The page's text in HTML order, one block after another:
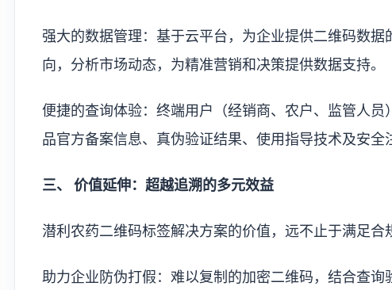
强大的数据管理：基于云平台，为企业提供二维码数
向，分析市场动态，为精准营销和决策提供数据支持。
便捷的查询体验：终端用户（经销商、农户、监管人
品官方备案信息、真伪验证结果、使用指导技术及安全
三、 价值延伸：超越追溯的多元效益
潜利农药二维码标签解决方案的价值，远不止于满足合
助力企业防伪打假：难以复制的加密二维码，结合查